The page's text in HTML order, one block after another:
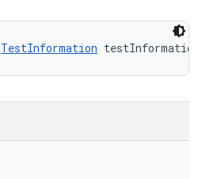
TestInformation